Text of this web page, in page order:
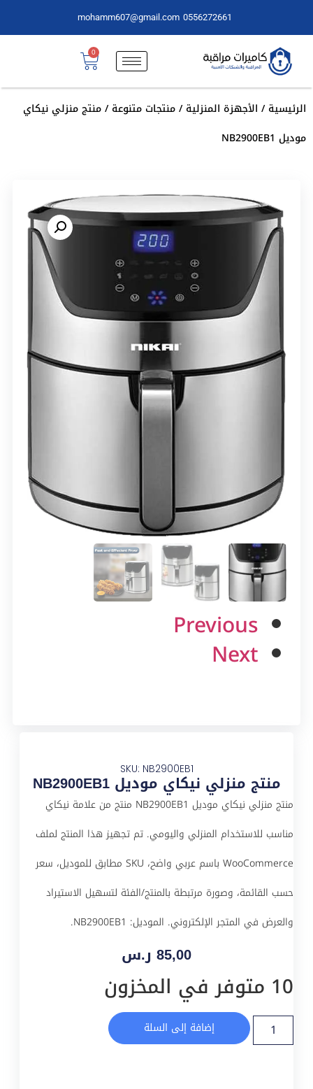
0556272661
mohamm607@gmail.com
0
الرئيسية/ الأجهزة المنزلية/منتجات متنوعة/ منتج منزلي نيكاي
موديل NB2900EB1
Previous
Next
SKU: NB2900EB1
منتج منزلي نيكاي موديل NB2900EB1
منتج منزلي نيكاي موديل NB2900EB1 منتج من علامة نيكاي
مناسب للاستخدام المنزلي واليومي. تم تجهيز هذا المنتج لملف
WooCommerce باسم عربي واضح، SKU مطابق للموديل، سعر
حسب القائمة، وصورة مرتبطة بالمنتج/الفئة لتسهيل الاستيراد
والعرض في المتجر الإلكتروني. الموديل: NB2900EB1.
85,00 ر.س
10 متوفر في المخزون
إضافة إلى السلة